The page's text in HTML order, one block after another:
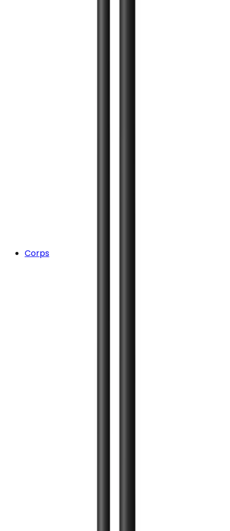
Corps